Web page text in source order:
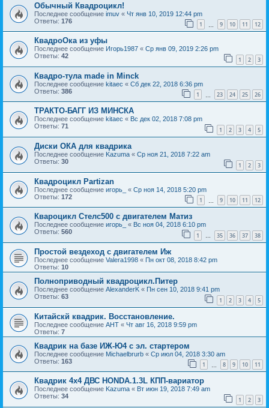
Обычный Квадроцикл!
Последнее сообщение imuv « Чт янв 10, 2019 12:44 pm
Ответы: 176 1 9 10 11 12
КвадроОка из уфы
Последнее сообщение Игорь1987 « Ср янв 09, 2019 2:26 pm
Ответы: 42 1 2 3
Квадро-тула made in Minck
Последнее сообщение kitaec « Сб дек 22, 2018 6:36 pm
Ответы: 386 1 23 24 25 26
ТРАКТО-БАГГ ИЗ МИНСКА
Последнее сообщение kitaec « Вс дек 02, 2018 7:08 pm
Ответы: 71 1 2 3 4 5
Диски ОКА для квадрика
Последнее сообщение Kazuma « Ср ноя 21, 2018 7:22 am
Ответы: 30 1 2 3
Квадроцикл Partizan
Последнее сообщение игорь_ « Ср ноя 14, 2018 5:20 pm
Ответы: 172 1 9 10 11 12
Квароцикл Стелс500 с двигателем Матиз
Последнее сообщение игорь_ « Вс ноя 04, 2018 6:10 pm
Ответы: 560 1 … 35 36 37 38
Простой вездеход с двигателем Иж
Последнее сообщение Valera1998 « Пн окт 08, 2018 8:42 pm
Ответы: 10
Полноприводный квадроцикл.Питер
Последнее сообщение AlexanderK « Пн сен 10, 2018 9:41 pm
Ответы: 63 1 2 3 4 5
Китайскй квадрик. Восстановление.
Последнее сообщение АНТ « Чт авг 16, 2018 9:59 pm
Ответы: 7
Квадрик на базе ИЖ-Ю4 с эл. стартером
Последнее сообщение Michaelbrurb « Ср июл 04, 2018 3:30 am
Ответы: 163 1 8 9 10 11
Квадрик 4х4 ДВС HONDA.1.3L КПП-вариатор
Последнее сообщение Kazuma « Вт июн 19, 2018 7:49 am
Ответы: 34 1 2 3